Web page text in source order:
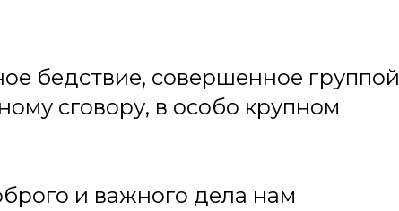
бедствие, совершенное группой
сговору, в особо крупном
и важного дела нам